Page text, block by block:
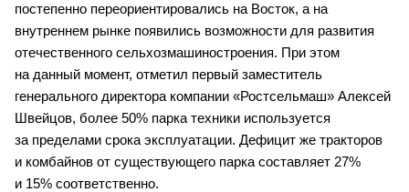
постепенно переориентировались на Восток, а на
внутреннем рынке появились возможности для развития
отечественного сельхозмашиностроения. При этом
на данный момент, отметил первый заместитель
генерального директора компании «Ростсельмаш» Алексей
Швейцов, более 50% парка техники используется
за пределами срока эксплуатации. Дефицит же тракторов
и комбайнов от существующего парка составляет 27%
и 15% соответственно.